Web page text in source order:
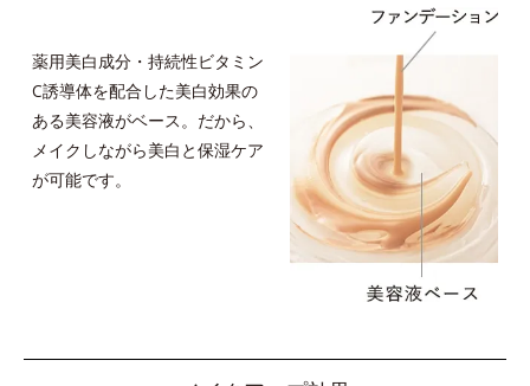
薬用美白成分・持続性ビタミン
C誘導体を配合した美白効果の
ある美容液がベース。だから、
メイクしながら美白と保湿ケア
が可能です。